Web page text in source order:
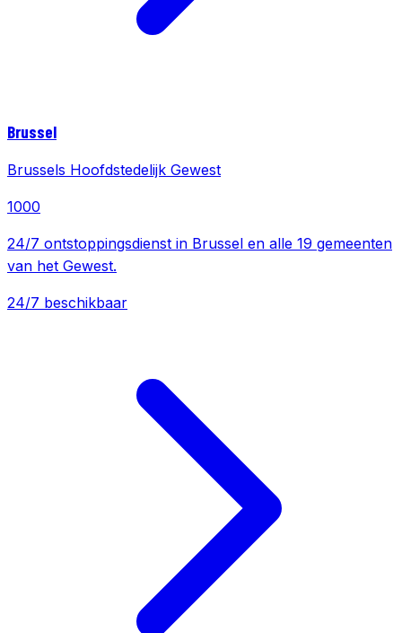
Brussel
Brussels Hoofdstedelijk Gewest
1000
24/7 ontstoppingsdienst in Brussel en alle 19 gemeenten
van het Gewest.
24/7 beschikbaar